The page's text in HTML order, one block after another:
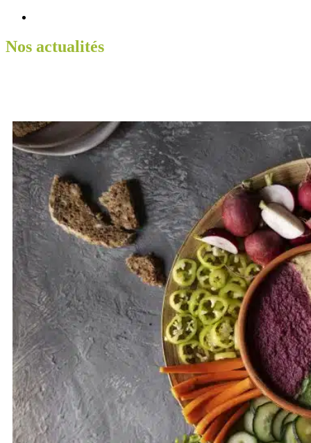
Nos actualités